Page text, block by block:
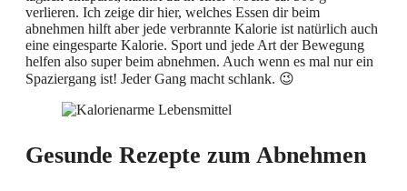
verlieren. Ich zeige dir hier, welches Essen dir beim
abnehmen hilft aber jede verbrannte Kalorie ist natürlich auch
eine eingesparte Kalorie. Sport und jede Art der Bewegung
helfen also super beim abnehmen. Auch wenn es mal nur ein
Spaziergang ist! Jeder Gang macht schlank. 😉
Gesunde Rezepte zum Abnehmen